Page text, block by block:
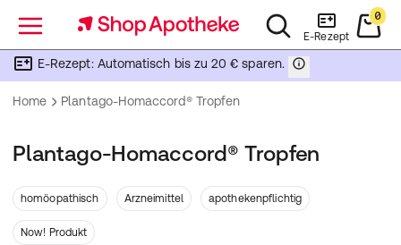
Menü E-Rezept
0
E-Rezept: Automatisch bis zu 20 € sparen.
Home Plantago-Homaccord® Tropfen
Plantago-Homaccord® Tropfen
homöopathisch Arzneimittel apothekenpflichtig
Now! Produkt